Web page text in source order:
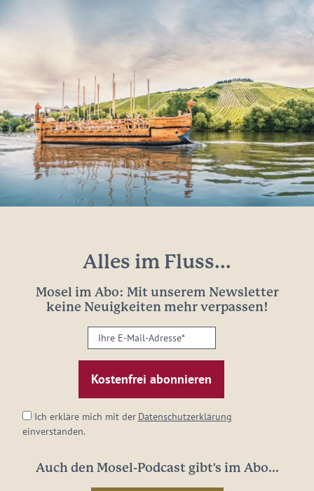
Alles im Fluss...
Mosel im Abo: Mit unserem Newsletter
keine Neuigkeiten mehr verpassen!
Ihre
E-
Mail-
Adresse:
Ich erkläre mich mit der Datenschutzerklärung
einverstanden.
Auch den Mosel-Podcast gibt's im Abo...